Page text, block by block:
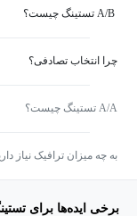
چرا انتخاب تصادفی؟
به چه میزان ترافیک نیاز
برخی ایده‌ها برای